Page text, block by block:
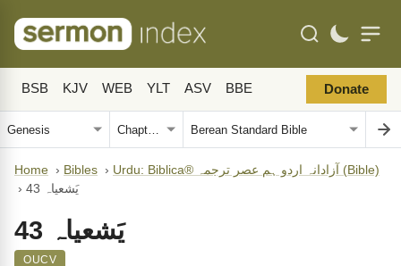
BSB KJV WEB YLT ASV BBE Donate
Home › Bibles ›
Urdu: Biblica® آزادانہ اردو ہم عصر ترجمہ (Bible)
›
یَشعیاہ 43
یَشعیاہ 43
OUCV